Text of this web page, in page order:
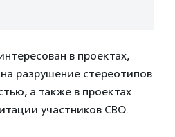
в проектах,
разрушение стереотипов
а также в проектах
участников СВО.